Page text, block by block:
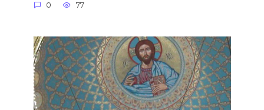
0 77